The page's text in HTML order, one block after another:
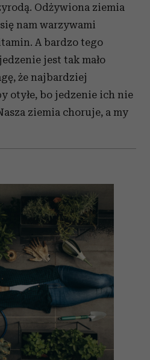
Odżywiona ziemia
nam warzywami
A bardzo tego
jest tak mało
że najbardziej
otyłe, bo jedzenie ich nie
ziemia choruje, a my